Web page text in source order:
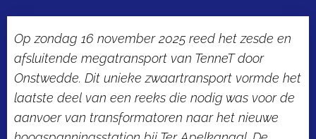
Op zondag 16 november 2025 reed het zesde en
afsluitende megatransport van TenneT door
Onstwedde. Dit unieke zwaartransport vormde het
laatste deel van een reeks die nodig was voor de
aanvoer van transformatoren naar het nieuwe